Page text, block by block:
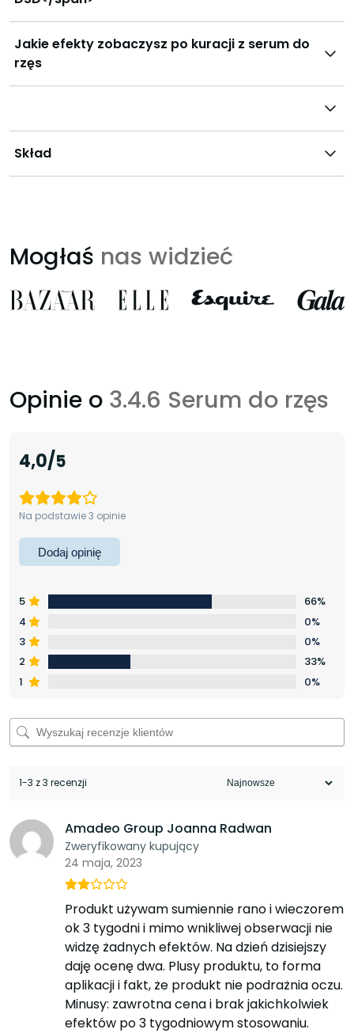
Jakie efekty zobaczysz po kuracji z serum do
rzęs
Skład
Mogłaś nas widzieć
Opinie o 3.4.6 Serum do rzęs
4,0
Na podstawie 3 opinie
Dodaj opinię
5
66%
4
0%
3
0%
2
33%
1
0%
1-3 z 3 recenzji
Amadeo Group Joanna Radwan
Zweryfikowany kupujący
24 maja, 2023
Produkt używam sumiennie rano i wieczorem
ok 3 tygodni i mimo wnikliwej obserwacji nie
widzę żadnych efektów. Na dzień dzisiejszy
daję ocenę dwa. Plusy produktu, to forma
aplikacji i fakt, że produkt nie podrażnia oczu.
Minusy: zawrotna cena i brak jakichkolwiek
efektów po 3 tygodniowym stosowaniu.